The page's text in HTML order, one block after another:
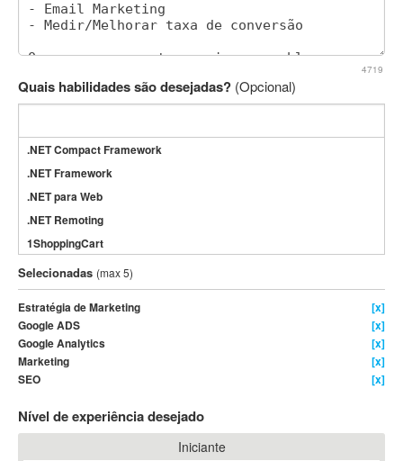
4719
Quais habilidades são desejadas? (Opcional)
.NET Compact Framework
.NET Framework
.NET para Web
.NET Remoting
1ShoppingCart
3DS Max
3GSM
4D Dimension
802.11
A&P
A-GPS
A2Billing
AAUS Scientific Diver
Selecionadas (max 5)
Estratégia de Marketing
[x]
Google ADS
[x]
Google Analytics
[x]
Marketing
[x]
SEO
[x]
Nível de experiência desejado
Iniciante